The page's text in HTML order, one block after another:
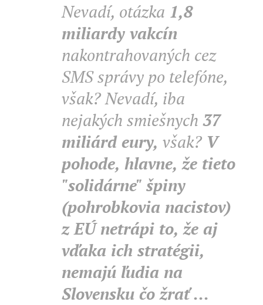
Nevadí, otázka 1,8
miliardy vakcín
nakontrahovaných cez
SMS správy po telefóne,
však? Nevadí, iba
nejakých smiešnych 37
miliárd eury, však? V
pohode, hlavne, že tieto
"solidárne" špiny
(pohrobkovia nacistov)
z EÚ netrápi to, že aj
vďaka ich stratégii,
nemajú ľudia na
Slovensku čo žrať ...